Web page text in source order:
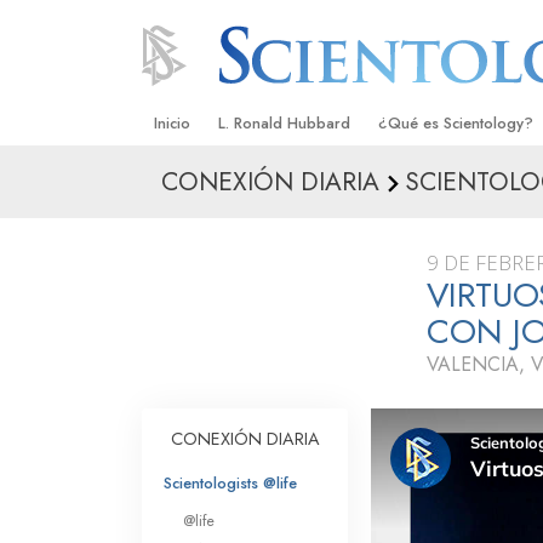
Inicio L. Ronald Hubbard ¿Qué es Scientology?
Creencias y Prácticas
Qué dicen los
Scientology
Conoce a un
Los Principios
Una Introducción a
CONEXIÓN DIARIA
9 DE
CON
VALENCIA,
CONEXIÓN DIARIA
Scientologists @life
@life